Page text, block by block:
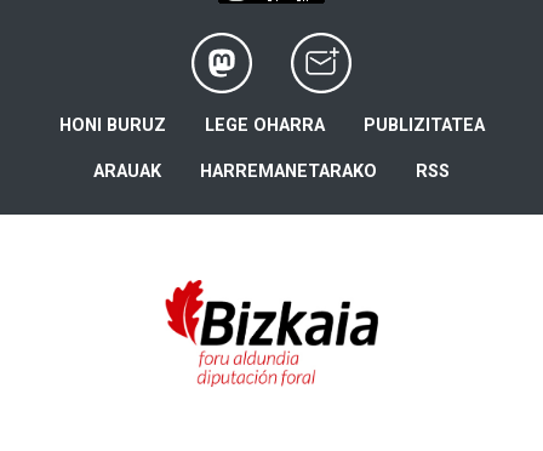
HONI BURUZ LEGE OHARRA PUBLIZITATEA
ARAUAK HARREMANETARAKO RSS